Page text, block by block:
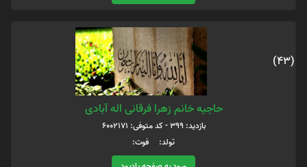
(43)
حاجیه خانم زهرا فرقانی اله آبادی
بازدید: 399 - کد متوفی: 6002171
تولد: فوت: